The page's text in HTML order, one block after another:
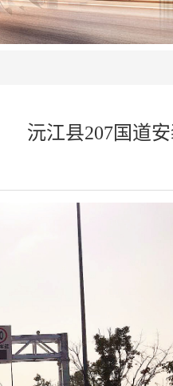
沅江县207国道